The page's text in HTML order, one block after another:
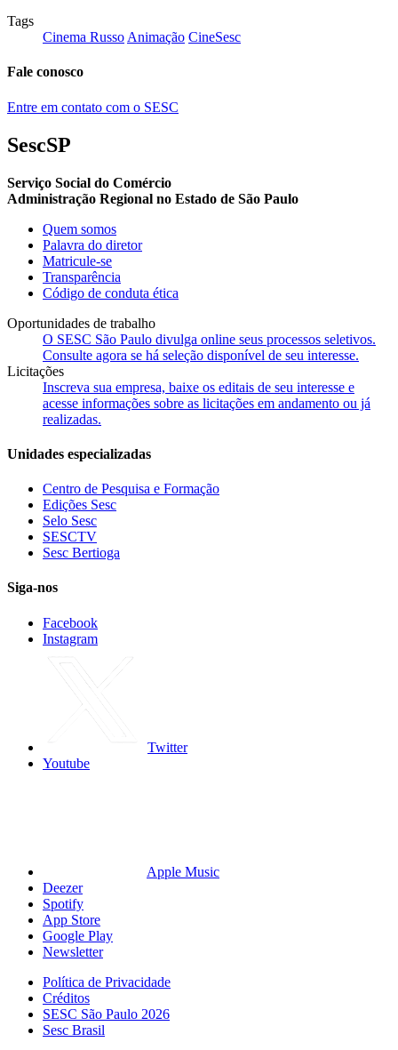
Tags
Cinema Russo Animação CineSesc
Fale conosco
Entre em contato com o SESC
SescSP
Serviço Social do Comércio
Administração Regional no Estado de São Paulo
Quem somos
Palavra do diretor
Matricule-se
Transparência
Código de conduta ética
Oportunidades de trabalho
O SESC São Paulo divulga online seus processos seletivos.
Consulte agora se há seleção disponível de seu interesse.
Licitações
Inscreva sua empresa, baixe os editais de seu interesse e
acesse informações sobre as licitações em andamento ou já
realizadas.
Unidades especializadas
Centro de Pesquisa e Formação
Edições Sesc
Selo Sesc
SESCTV
Sesc Bertioga
Siga-nos
Facebook
Instagram
Twitter
Youtube
Apple Music
Deezer
Spotify
App Store
Google Play
Newsletter
Política de Privacidade
Créditos
SESC São Paulo 2026
Sesc Brasil